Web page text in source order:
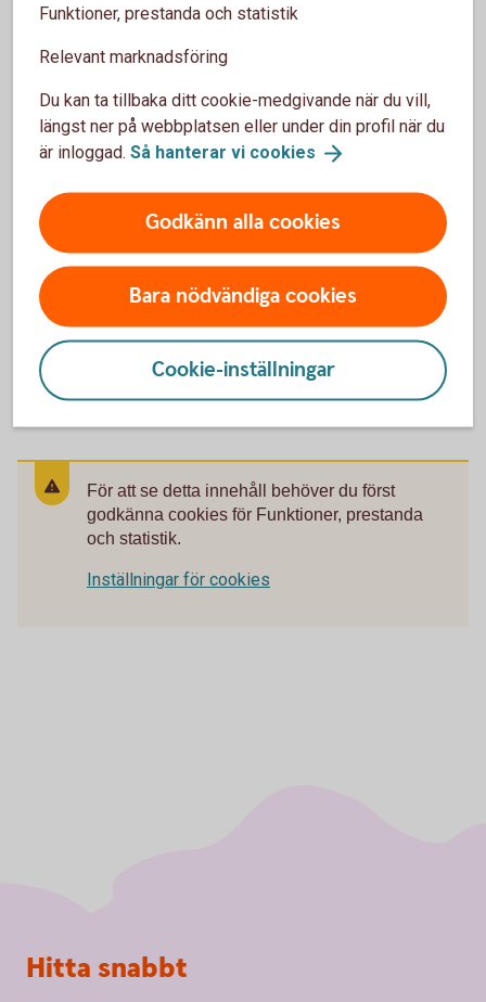
Besök oss
Välkommen till ett av våra kontor så hjälper vi dig.
Hitta ditt bankkontor
Ring oss
Ring oss för att få hjälp med företagets affärer.
Ring 0499-452 00
För att se detta innehåll behöver du först
godkänna cookies för Funktioner, prestanda
och statistik.
Inställningar för cookies
Funktioner, prestanda och statistik
Relevant marknadsföring
Du kan ta tillbaka ditt cookie-medgivande när du vill,
längst ner på webbplatsen eller under din profil när du
är inloggad. Så hanterar vi cookies
Godkänn alla cookies
Bara nödvändiga cookies
Cookie-inställningar
Sidfot
Hitta snabbt